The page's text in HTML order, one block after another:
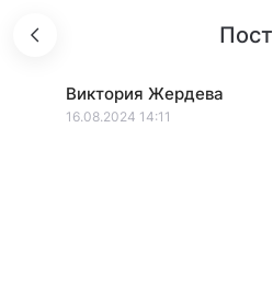
Пост
Виктория Жердева
16.08.2024 14:11